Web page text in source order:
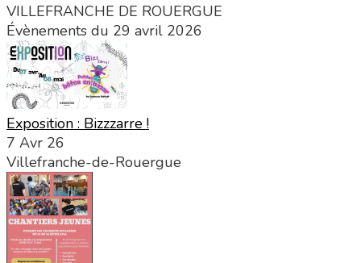
VILLEFRANCHE DE ROUERGUE
Évènements du 29 avril 2026
Exposition : Bizzzarre !
7 Avr 26
Villefranche-de-Rouergue